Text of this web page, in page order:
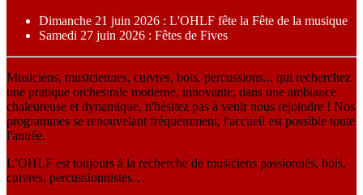
Dimanche 21 juin 2026 : L'OHLF fête la Fête de la musique
Samedi 27 juin 2026 : Fêtes de Fives
Musiciens, musiciennes, cuivres, bois, percussions... qui recherchez
une pratique orchestrale moderne, innovante, dans une ambiance
chaleureuse et dynamique, n'hésitez pas à venir nous rejoindre ! Nos
programmes se renouvelant fréquemment, l'accueil est possible toute
l'année.
L’OHLF est toujours à la recherche de musiciens passionnés, bois,
cuivres, percussionnistes…